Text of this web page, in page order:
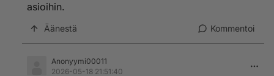
asioihin.
Äänestä Kommentoi
Anonyymi00011
2026-05-18 21:51:40